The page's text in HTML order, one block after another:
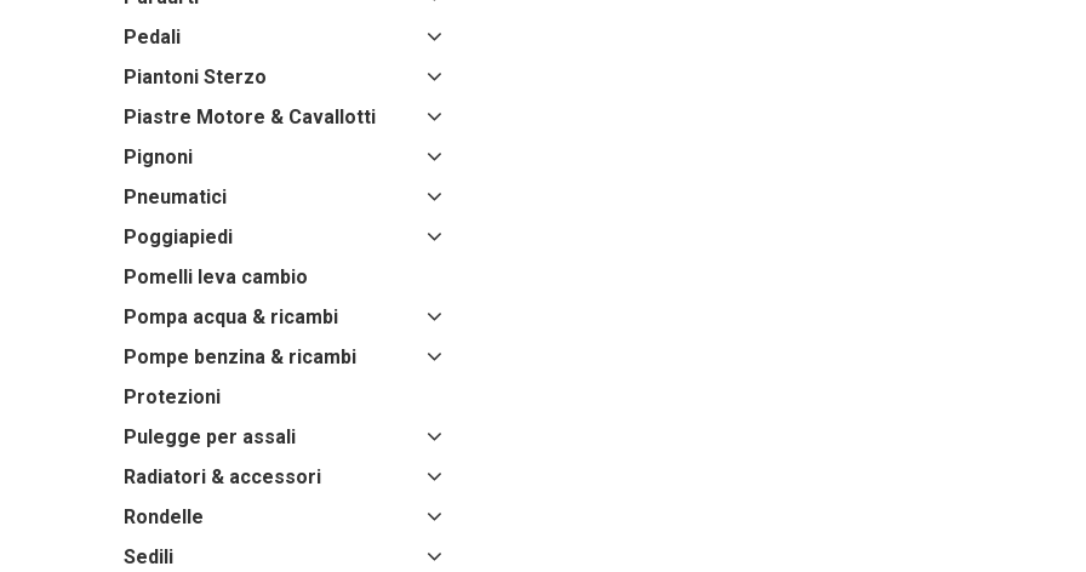
Pedali
Piantoni Sterzo
Piastre Motore & Cavallotti
Pignoni
Pneumatici
Poggiapiedi
Pomelli leva cambio
Pompa acqua & ricambi
Pompe benzina & ricambi
Protezioni
Pulegge per assali
Radiatori & accessori
Rondelle
Sedili